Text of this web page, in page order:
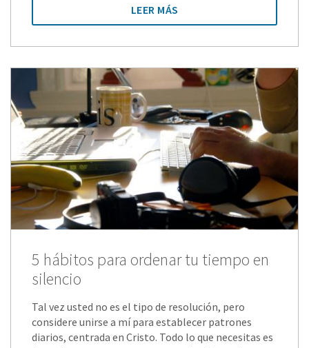
LEER MÁS
5 hábitos para ordenar tu tiempo en
silencio
Tal vez usted no es el tipo de resolución, pero
considere unirse a mí para establecer patrones
diarios, centrada en Cristo. Todo lo que necesitas es